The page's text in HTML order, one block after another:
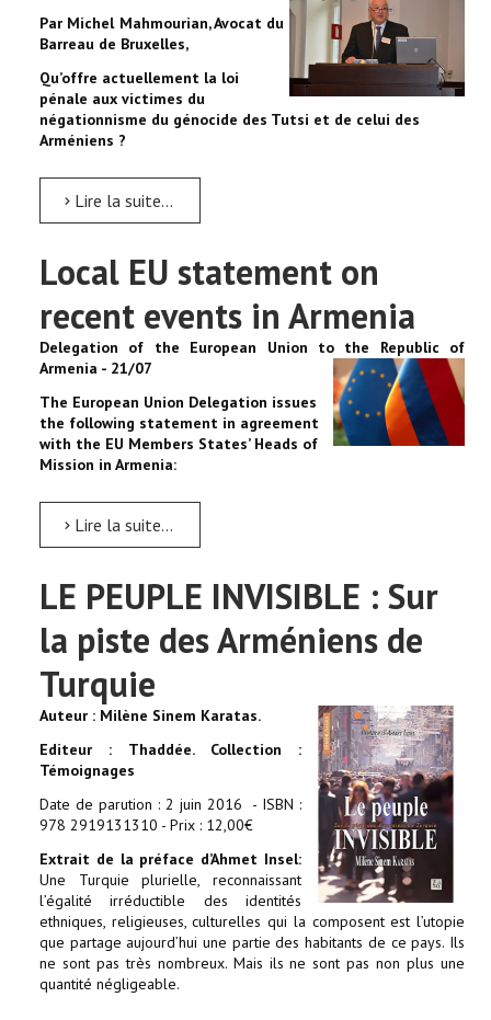
Par Michel Mahmourian, Avocat du
Barreau de Bruxelles,
Qu’offre actuellement la loi
pénale aux victimes du
négationnisme du génocide des Tutsi et de celui des
Arméniens ?
Lire la suite...
Local EU statement on
recent events in Armenia
Delegation of the European Union to the Republic of
Armenia - 21/07
The European Union Delegation issues
the following statement in agreement
with the EU Members States’ Heads of
Mission in Armenia:
Lire la suite...
LE PEUPLE INVISIBLE : Sur
la piste des Arméniens de
Turquie
Auteur : Milène Sinem Karatas.
Editeur : Thaddée. Collection :
Témoignages
Date de parution : 2 juin 2016 - ISBN :
978 2919131310 - Prix : 12,00€
Extrait de la préface d’Ahmet Insel:
Une Turquie plurielle, reconnaissant
l’égalité irréductible des identités
ethniques, religieuses, culturelles qui la composent est l’utopie
que partage aujourd’hui une partie des habitants de ce pays. Ils
ne sont pas très nombreux. Mais ils ne sont pas non plus une
quantité négligeable.